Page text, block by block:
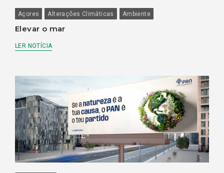
Açores Alterações Climáticas Ambiente
Elevar o mar
LER NOTÍCIA